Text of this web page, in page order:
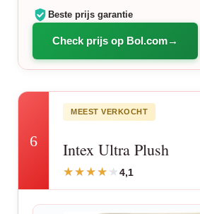
Beste prijs garantie
Check prijs op Bol.com
6
MEEST VERKOCHT
Intex Ultra Plush
4,1